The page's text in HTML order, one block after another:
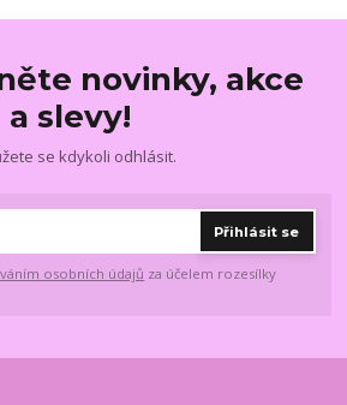
novinky, akce
a slevy!
se kdykoli odhlásit.
Přihlásit se
osobních údajů za účelem rozesílky